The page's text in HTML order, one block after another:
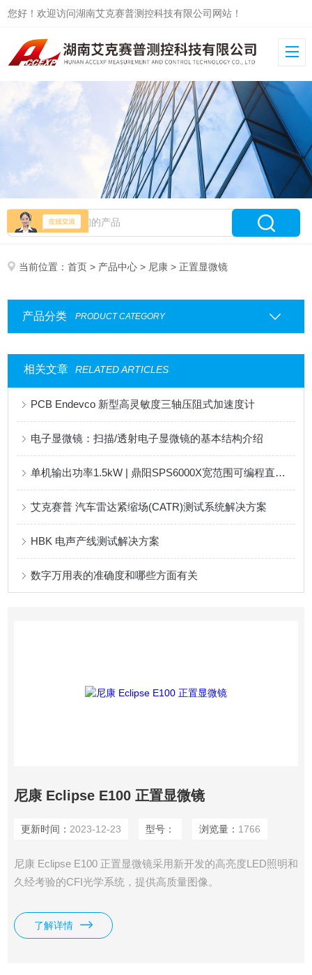
您好！欢迎访问湖南艾克赛普测控科技有限公司网站！
当前位置：首页 > 产品中心 > 尼康 > 正置显微镜
产品分类 PRODUCT CATEGORY
相关文章 RELATED ARTICLES
PCB Endevco 新型高灵敏度三轴压阻式加速度计
电子显微镜：扫描/透射电子显微镜的基本结构介绍
单机输出功率1.5kW | 鼎阳SPS6000X宽范围可编程直流开关电源
艾克赛普 汽车雷达紧缩场(CATR)测试系统解决方案
HBK 电声产线测试解决方案
数字万用表的准确度和哪些方面有关
尼康 Eclipse E100 正置显微镜
更新时间： 2023-12-23 型号： 浏览量： 1766
尼康 Eclipse E100 正置显微镜采用新开发的高亮度LED照明和
久经考验的CFI光学系统，提供高质量图像。
了解详情